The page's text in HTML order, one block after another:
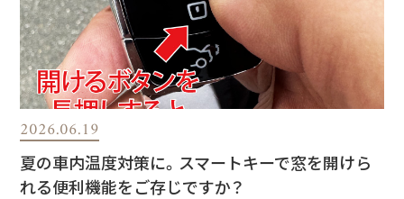
2026.06.19
夏の車内温度対策に。スマートキーで窓を開けら
れる便利機能をご存じですか？